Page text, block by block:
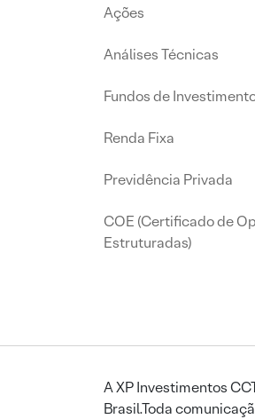
Ações
Análises Técnicas
Fundos de
Renda Fixa
Previdência Privada
COE (Certificado de
Estruturadas)
A XP Investimentos
Brasil.Toda